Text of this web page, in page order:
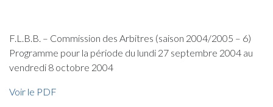
F.L.B.B. – Commission des Arbitres (saison 2004/2005 – 6)
Programme pour la période du lundi 27 septembre 2004 au
vendredi 8 octobre 2004
Voir le PDF